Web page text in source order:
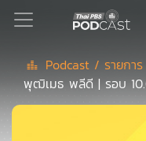
Podcast
Podcast / รายกา
พุฒิเมธ พลีดี | รอบ